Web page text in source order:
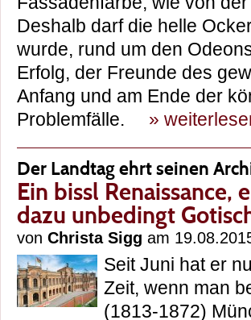
Deshalb darf die helle
wurde, rund um den
Erfolg, der Freunde des
Anfang und am Ende der
Problemfälle. »
Der Landtag ehrt seinen
Ein bissl Renaissance,
dazu unbedingt
von Christa Sigg am
Seit Juni hat er
Zeit, wenn man
(1813-1872)